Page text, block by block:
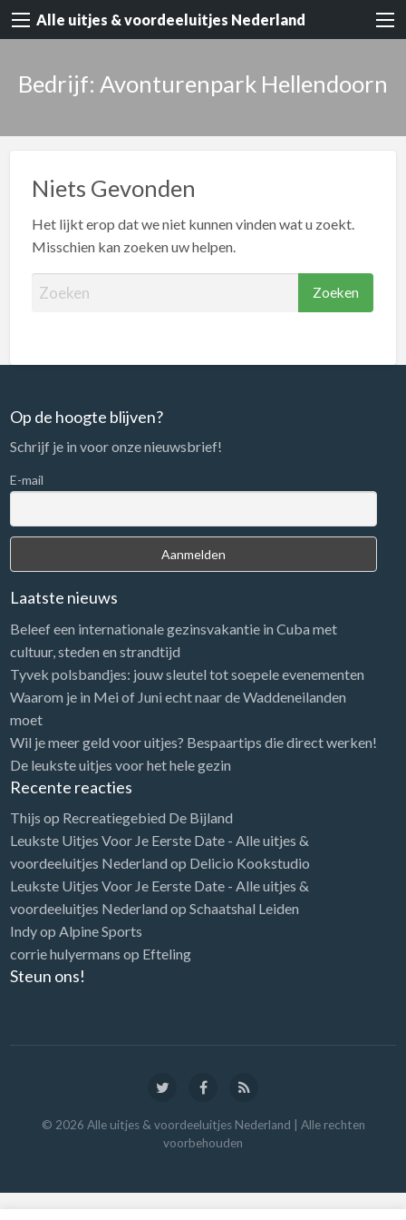
Alle uitjes & voordeeluitjes Nederland
Bedrijf: Avonturenpark Hellendoorn
Niets Gevonden
Het lijkt erop dat we niet kunnen vinden wat u zoekt.
Misschien kan zoeken uw helpen.
e
n
a
r
Op de hoogte blijven?
Schrijf je in voor onze nieuwsbrief!
E-mail
Laatste nieuws
Beleef een internationale gezinsvakantie in Cuba met
cultuur, steden en strandtijd
Tyvek polsbandjes: jouw sleutel tot soepele evenementen
Waarom je in Mei of Juni echt naar de Waddeneilanden
moet
Wil je meer geld voor uitjes? Bespaartips die direct werken!
De leukste uitjes voor het hele gezin
Recente reacties
Thijs op Recreatiegebied De Bijland
Leukste Uitjes Voor Je Eerste Date - Alle uitjes &
voordeeluitjes Nederland op Delicio Kookstudio
Leukste Uitjes Voor Je Eerste Date - Alle uitjes &
voordeeluitjes Nederland op Schaatshal Leiden
Indyop Alpine Sports
corrie hulyermans op Efteling
Steun ons!
© 2026 Alle uitjes & voordeeluitjes Nederland | Alle rechten
voorbehouden